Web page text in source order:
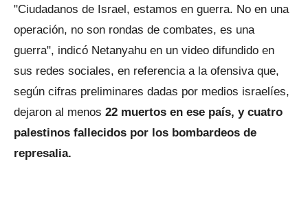
"Ciudadanos de Israel, estamos en guerra. No en una
operación, no son rondas de combates, es una
guerra", indicó Netanyahu en un video difundido en
sus redes sociales, en referencia a la ofensiva que,
según cifras preliminares dadas por medios israelíes,
dejaron al menos 22 muertos en ese país, y cuatro
palestinos fallecidos por los bombardeos de
represalia.